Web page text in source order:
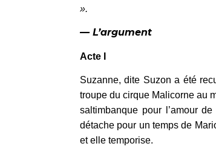
».
— L’argument
Acte I
Suzanne, dite Suzon a été
troupe du cirque Malicorne au
saltimbanque pour l’amour
détache pour un temps de
et elle temporise.